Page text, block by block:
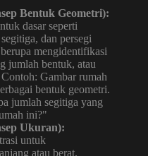
Bentuk Geometri):
dasar seperti
dan persegi
mengidentifikasi
jumlah bentuk, atau
Gambar rumah
bentuk geometri.
jumlah segitiga yang
ini?"
Ukuran):
untuk
atau berat.